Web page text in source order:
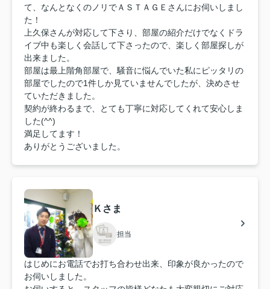
て、なんとなくのノリでＡＳＴＡＧＥさんにお伺いしまし
た！
上久保さんが対応して下さり、部屋の紹介だけでなくドラ
イブ中も楽しく会話して下さったので、楽しく部屋探しが
出来ました。
部屋は最上階角部屋で、騒音に悩んでいた私にピッタリの
部屋でしたので1件しか見ていませんでしたが、決めさせ
ていただきました。
契約が終わるまで、とても丁寧に対応してくれて安心しま
した(^^)
満足してます！
ありがとうございました。
Ｋさま
担当
はじめにお電話でお打ち合わせ出来、印象が良かったので
お伺いしました。